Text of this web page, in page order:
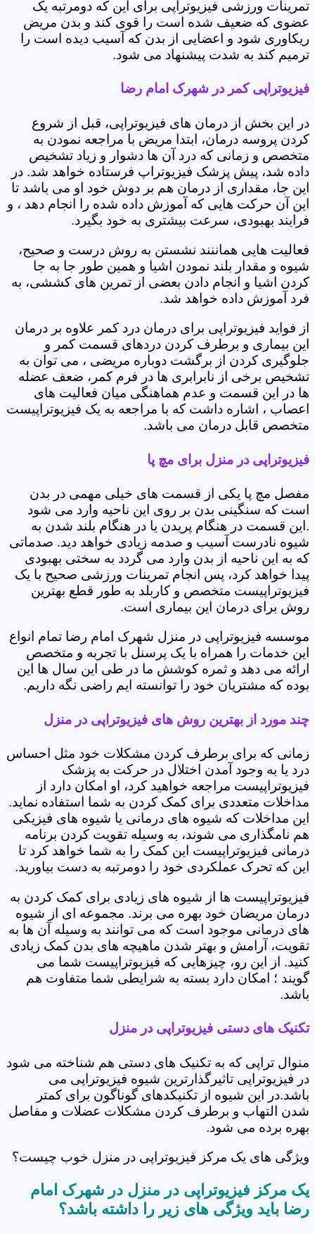
تمرینات ورزشی فیزیوتراپی برای این که دومرتبه یک
عضوی که ضعیف شده است را قوی کند و بدن مریض
ریکاوری شود و اعضایی از بدن که آسیب دیده است را
ترمیم کند به شدت پیشنهاد می شود.
فیزیوتراپی کمر در شهرک امام رضا
در این بخش از درمان های فیزیوتراپی، قبل از شروع
کردن پروسه درمان، ابتدا مریض با مراجعه نمودن به
متخصص و زمانی که درد آن ها دشوار و زیاد تشخیص
داده شد، پیش پزشک فیزیوتراپ فرستاده خواهد شد. در
این جا، مقداری از درمان هم بر دوش خود او می باشد تا
این آن حرکت هایی که آموزش داده شده را انجام دهد ، و
فرایند بهبودی، سرعت بیشتری به خود بگیرد.
فعالیت هایی هماننند نشستن به روش درست و صحیح،
شیوه و مقدار بلند نمودن اشیا و همین طور جا به جا
کردن اشیا و انجام دادن بعضی از تمرین های کششی، به
فرد آموزش داده خواهد شد.
از فواید فیزیوتراپی برای درمان درد کمر علاوه بر درمان
این بیماری و برطرف کردن دردهای قسمت کمر و
جلوگیری کردن از برگشت دوباره مریضی ، می توان به
تشخیص برخی از نابرابری ها در فرم کمر، ضعف عضله
ها در این قسمت و عدم هماهنگی میان فعالیت های
اعصاب ، اشاره داشت که با مراجعه به یک فیزیوتراپیست
متخصص قابل درمان می باشد.
فیزیوتراپی در منزل برای مچ پا
مفصل مچ پا یکی از قسمت های خیلی مهمی در بدن
است که سنگینی بدن بر روی این ناحیه وارد می شود
.این قسمت در هنگام پریدن یا در هنگام بلند شدن به
شیوه نادرست آسیب و صدمه زیادی خواهد دید. صدماتی
که به این ناحیه از بدن وارد می گردد به سختی بهبودی
پیدا خواهد کرد، پس انجام تمرینات ورزشی صحیح با یک
فیزیوتراپیست متخصص و کاربلد به طور قطع بهترین
روش برای درمان این بیماری است.
موسسه فیزیوتراپی در منزل شهرک امام رضا تمام انواع
این خدمات را همراه با یک پرسنل با تجربه و متخصص
ارائه می دهد و ثمره کوشش ما در طی این سال ها این
بوده که مشتریان خود را توانسته ایم راضی نگه داریم.
چند مورد از بهترین روش های فیزیوتراپی در منزل
زمانی که برای برطرف کردن مشکلات خود مثل احساس
درد یا به وجود آمدن اختلال در حرکت به پزشک
فیزیوتراپیست مراجعه خواهید کرد، او امکان دارد از
مداخلات متعددی برای کمک کردن به شما استفاده نماید.
این مداخلات که شیوه های درمانی یا شیوه های فیزیکی
هم نامگذاری می شوند، به وسیله تقویت کردن برنامه
درمانی فیزیوتراپیست این کمک را به شما خواهد کرد تا
این که تحرک عملکردی خود را دومرتبه به دست بیاورید.
فیزیوتراپیست ها از شیوه های زیادی برای کمک کردن به
درمان مریضان خود بهره می برند. مجموعه ای از شیوه
های درمانی موجود است که می توانند به وسیله آن ها به
تقویت، آرامش و بهتر شدن ماهیچه های بدن کمک زیادی
کنید. از این رو، چیزهایی که فیزیوتراپیست شما می
گویند ؛ امکان دارد بسته به شرایطی شما متفاوت هم
باشد.
تکنیک های دستی فیزیوتراپی در منزل
منوال تراپی که به تکنیک های دستی هم شناخته می شود
در فیزیوتراپی تاثیرگذارترین شیوه فیزیوتراپی می
باشد.در این شیوه از تکنیکدهای گوناگون برای کمتر
شدن التهاب و برطرف کردن مشکلات عضلات و مفاصل
بهره برده می شود.
ویژگی های یک مرکز فیزیوتراپی در منزل خوب چیست؟
یک مرکز فیزیوتراپی در منزل در شهرک امام
رضا باید ویژگی های زیر را داشته باشد؟